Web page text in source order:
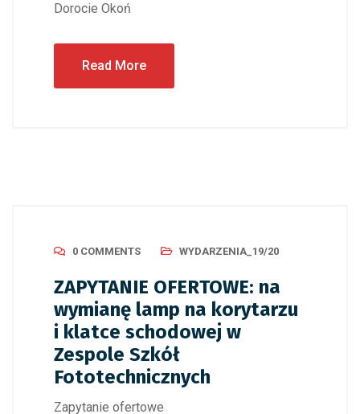
Dorocie Okoń
Read More
0 COMMENTS WYDARZENIA_19/20
ZAPYTANIE OFERTOWE: na
wymianę lamp na korytarzu
i klatce schodowej w
Zespole Szkół
Fototechnicznych
Zapytanie ofertowe